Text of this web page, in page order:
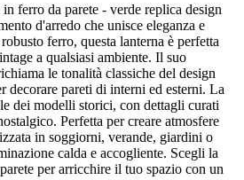
ferro da parete - verde replica design
d'arredo che unisce eleganza e
ferro, questa lanterna è perfetta
a qualsiasi ambiente. Il suo
le tonalità classiche del design
decorare pareti di interni ed esterni. La
dei modelli storici, con dettagli curati
Perfetta per creare atmosfere
in soggiorni, verande, giardini o
calda e accogliente. Scegli la
per arricchire il tuo spazio con un